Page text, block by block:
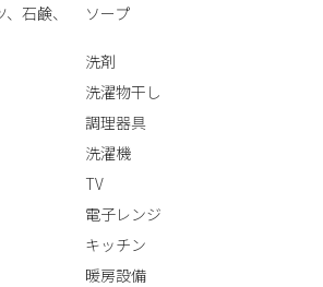
しております。
さいませ。
。→徒歩1分圏内にコインパーキングがご
などの観光地が徒歩圏内で、スーパーも
駅から宿泊施設は多少距離があります
石鹸、
ソープ
洗剤
洗濯物干し
調理器具
洗濯機
TV
電子レンジ
キッチン
暖房設備